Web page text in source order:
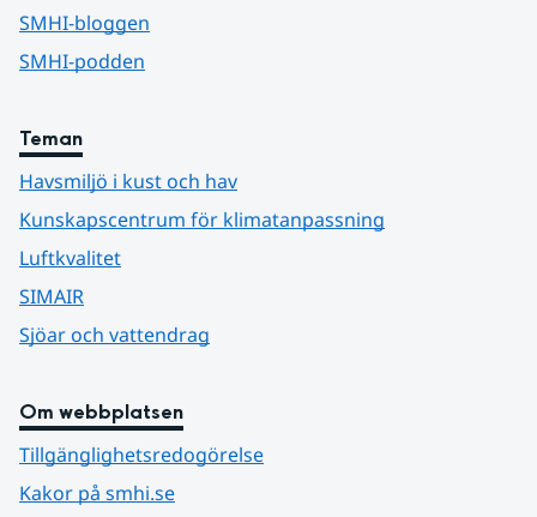
SMHI-bloggen
SMHI-podden
Teman
Havsmiljö i kust och hav
Kunskapscentrum för klimatanpassning
Luftkvalitet
SIMAIR
Sjöar och vattendrag
Om webbplatsen
Tillgänglighetsredogörelse
Kakor på smhi.se